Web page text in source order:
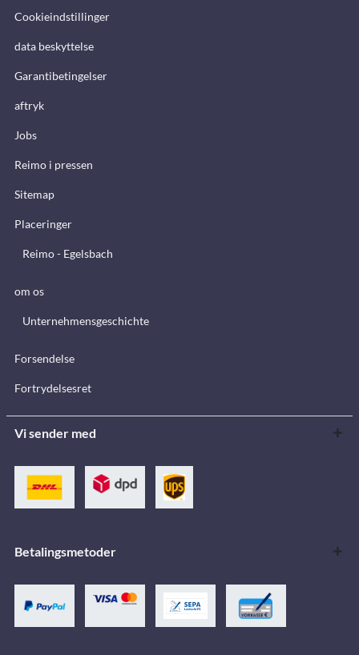
Cookieindstillinger
data beskyttelse
Garantibetingelser
aftryk
Jobs
Reimo i pressen
Sitemap
Placeringer
Reimo - Egelsbach
om os
Unternehmensgeschichte
Forsendelse
Fortrydelsesret
Vi sender med
Betalingsmetoder